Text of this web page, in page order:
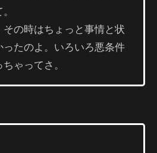
その時はちょっと事情と状
ったのよ。いろいろ悪条件
ゃってさ。